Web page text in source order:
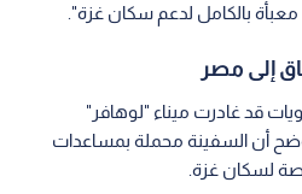
معبأة بالكامل لدعم سكان غزة".
إلى مصر
قد غادرت ميناء "لوهافر"
أن السفينة محملة بمساعدات
لسكان غزة.